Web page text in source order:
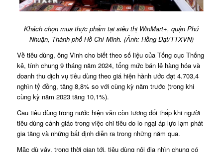
Khách chọn mua thực phẩm tại siêu thị WinMart+, quận Phú
Nhuận, Thành phố Hồ Chí Minh. (Ảnh: Hồng Đạt/TTXVN)
Về tiêu dùng, ông Vinh cho biết theo số liệu của Tổng cục Thống
kê, tính chung 9 tháng năm 2024, tổng mức bán lẻ hàng hóa và
doanh thu dịch vụ tiêu dùng theo giá hiện hành ước đạt 4.703,4
nghìn tỷ đồng, tăng 8,8% so với cùng kỳ năm trước (trong khi
cùng kỳ năm 2023 tăng 10,1%).
Cầu tiêu dùng trong nước hiện vẫn còn tương đối thấp khi người
tiêu dùng cảnh giác trong việc chi tiêu do lo ngại áp lực lạm phát
gia tăng và những bất định diễn ra trong những năm qua.
Mặc dù vậy, trong thời gian tới, tiêu dùng nội địa nhìn chung có